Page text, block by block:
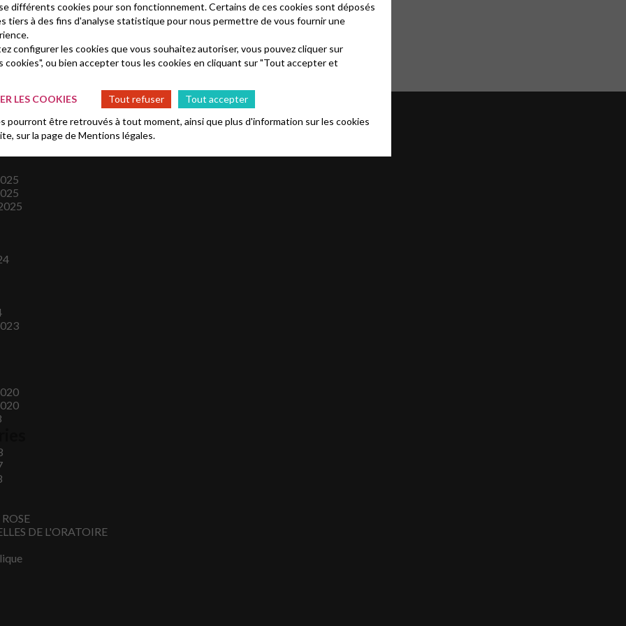
DE L'ORATOIRE
différents cookies pour son fonctionnement. Certains de ces cookies sont déposés
tiers à des fins d'analyse statistique pour nous permettre de vous fournir une
configurer les cookies que vous souhaitez autoriser, vous pouvez cliquer sur
cookies", ou bien accepter tous les cookies en cliquant sur "Tout accepter et
LES COOKIES
Tout refuser
Tout accepter
pourront être retrouvés à tout moment, ainsi que plus d'information sur les cookies
sur la page deMentions légales.